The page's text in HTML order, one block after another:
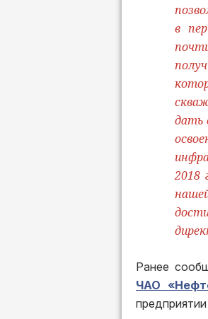
в
дать
2018
Ранее
ЧАО